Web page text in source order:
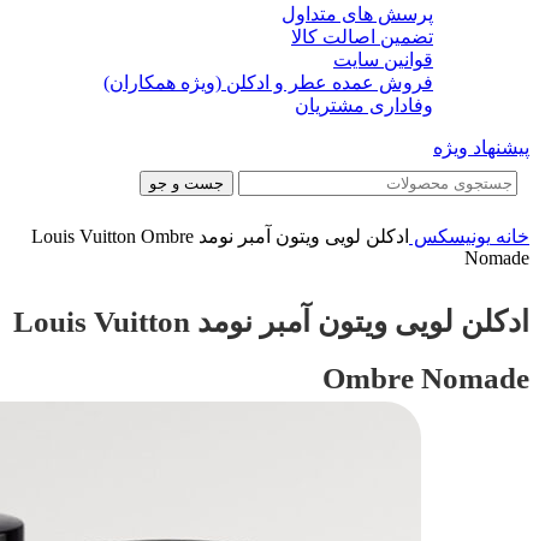
پرسش های متداول
تضمین اصالت کالا
قوانین سایت
فروش عمده عطر و ادکلن (ویژه همکاران)
وفاداری مشتریان
پیشنهاد ویژه
جست و جو
خانه یونیسکس
ادکلن لویی ویتون آمبر نومد Louis Vuitton Ombre
Nomade
ادکلن لویی ویتون آمبر نومد Louis Vuitton
Ombre Nomade